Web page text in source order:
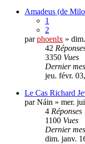
Amadeus (de
1
2
parphoenlx »
42
3350 Vues
Dernier
jeu. févr.
Le Cas Richard
parNáin » mer.
4 Réponses
1100 Vues
Dernier
dim. janv.